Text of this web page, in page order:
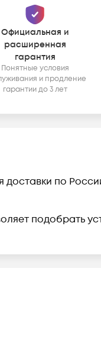
Официальная и
расширенная
гарантия
Понятные условия
и продление
гарантии до 3 лет
доставки по
подобрать